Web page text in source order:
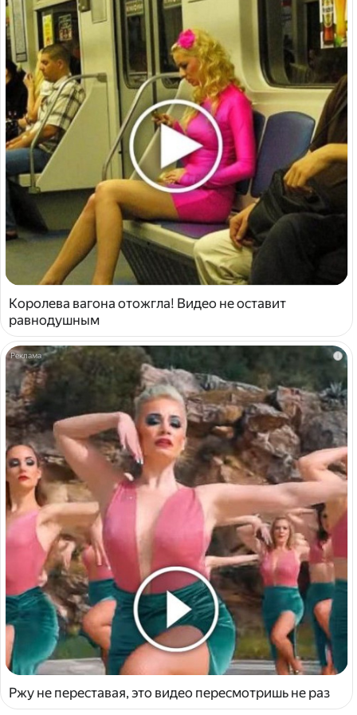
Королева вагона отожгла! Видео не оставит
равнодушным
i
Ржу не переставая, это видео пересмотришь не раз